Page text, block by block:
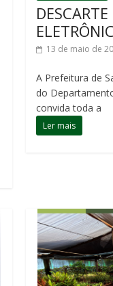
13 de maio de
A Prefeitura de
do
convida toda a
Ler mais